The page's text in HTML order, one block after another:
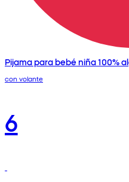
Pijama para bebé niña 100%
con volante
6